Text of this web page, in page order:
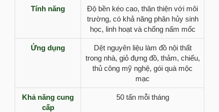
Tính năng
Độ bền kéo cao, thân thiện với môi
trường, có khả năng phân hủy sinh
học, linh hoạt và chống nấm mốc
Ứng dụng
Dệt nguyên liệu làm đồ nội thất
trong nhà, giỏ đựng đồ, thảm, chiếu,
thủ công mỹ nghệ, gói quà mộc
mạc
Khả năng cung
cấp
50 tấn mỗi tháng